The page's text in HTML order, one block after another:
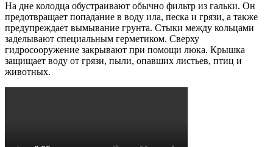
На дне колодца обустраивают обычно фильтр из гальки. Он
предотвращает попадание в воду ила, песка и грязи, а также
предупреждает вымывание грунта. Стыки между кольцами
заделывают специальным герметиком. Сверху
гидросооружение закрывают при помощи люка. Крышка
защищает воду от грязи, пыли, опавших листьев, птиц и
животных.